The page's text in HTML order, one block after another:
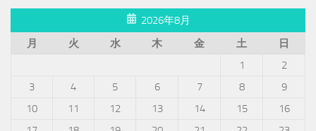
2026年8月
月
火 水 木 金 土
日
1
2
3
4 5 6 7 8
9
10
11 12 13 14 15
16